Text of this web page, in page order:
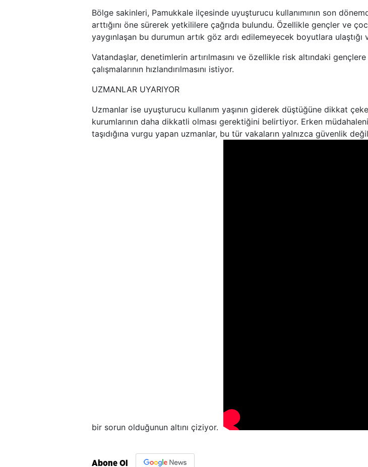
Bölge sakinleri, Pamukkale ilçesinde uyuşturucu kullanımının son
arttığını öne sürerek yetkililere çağrıda bulundu. Özellikle gençler ve
yaygınlaşan bu durumun artık göz ardı edilemeyecek boyutlara ulaştığı
Vatandaşlar, denetimlerin artırılmasını ve özellikle risk altındaki
çalışmalarının hızlandırılmasını istiyor.
UZMANLAR UYARIYOR
Uzmanlar ise uyuşturucu kullanım yaşının giderek düştüğüne dikkat
kurumlarının daha dikkatli olması gerektiğini belirtiyor. Erken
taşıdığına vurgu yapan uzmanlar, bu tür vakaların yalnızca güvenlik
bir sorun olduğunun altını çiziyor.
Abone Ol